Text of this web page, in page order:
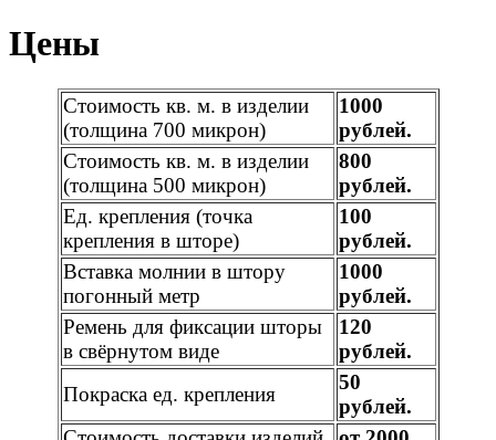
Цены
Стоимость кв. м. в изделии
(толщина 700 микрон)
1000
рублей.
Стоимость кв. м. в изделии
(толщина 500 микрон)
800
рублей.
Ед. крепления (точка
крепления в шторе)
100
рублей.
Вставка молнии в штору
погонный метр
1000
рублей.
Ремень для фиксации шторы
в свёрнутом виде
120
рублей.
Покраска ед. крепления
50
рублей.